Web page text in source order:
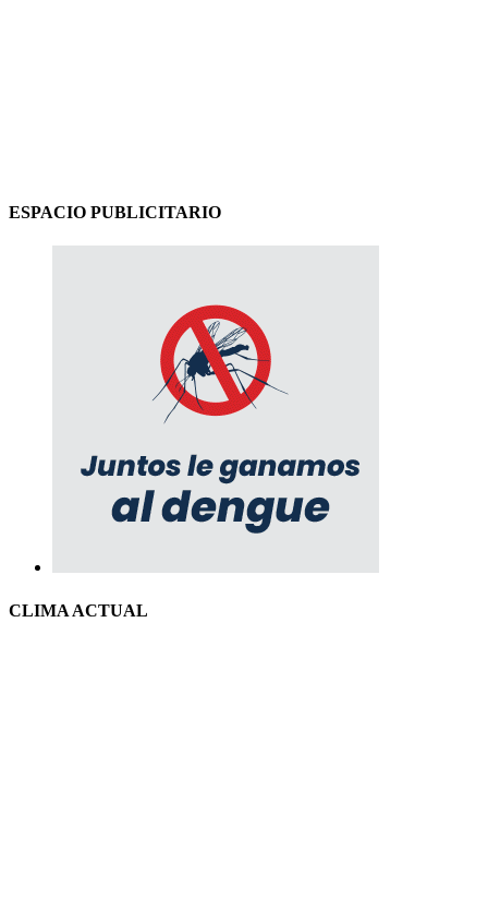
ESPACIO PUBLICITARIO
CLIMA ACTUAL